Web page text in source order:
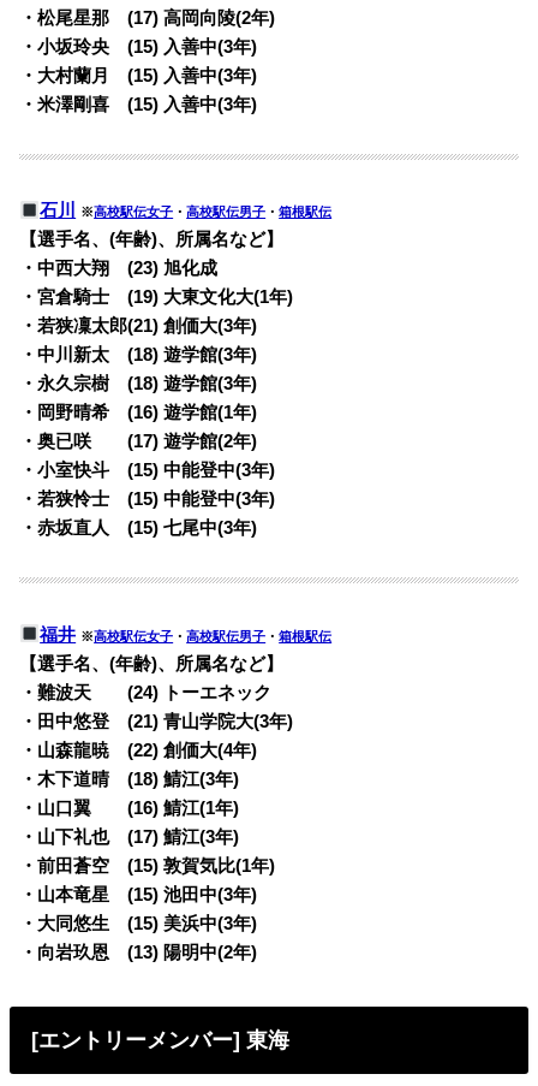
・松尾星那 (17) 高岡向陵(2年)
・小坂玲央 (15) 入善中(3年)
・大村蘭月 (15) 入善中(3年)
・米澤剛喜 (15) 入善中(3年)
石川 ※高校駅伝女子 ・高校駅伝男子 ・箱根駅伝
【選手名、(年齢)、所属名など】
・中西大翔 (23) 旭化成
・宮倉騎士 (19) 大東文化大(1年)
・若狭凜太郎(21) 創価大(3年)
・中川新太 (18) 遊学館(3年)
・永久宗樹 (18) 遊学館(3年)
・岡野晴希 (16) 遊学館(1年)
・奥已咲 (17) 遊学館(2年)
・小室快斗 (15) 中能登中(3年)
・若狭怜士 (15) 中能登中(3年)
・赤坂直人 (15) 七尾中(3年)
福井 ※高校駅伝女子 ・高校駅伝男子 ・箱根駅伝
【選手名、(年齢)、所属名など】
・難波天 (24) トーエネック
・田中悠登 (21) 青山学院大(3年)
・山森龍暁 (22) 創価大(4年)
・木下道晴 (18) 鯖江(3年)
・山口翼 (16) 鯖江(1年)
・山下礼也 (17) 鯖江(3年)
・前田蒼空 (15) 敦賀気比(1年)
・山本竜星 (15) 池田中(3年)
・大同悠生 (15) 美浜中(3年)
・向岩玖恩 (13) 陽明中(2年)
[エントリーメンバー] 東海